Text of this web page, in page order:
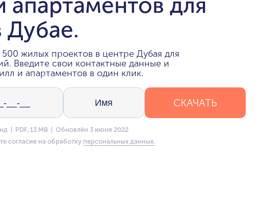
Дубае.
жилых проектов в центре Дубая для
Введите свои контактные данные и
и апартаментов в один клик.
СКАЧАТЬ
| PDF, 13 MB | Обновлён 3 июня 2022
согласие на обработку персональных данных.